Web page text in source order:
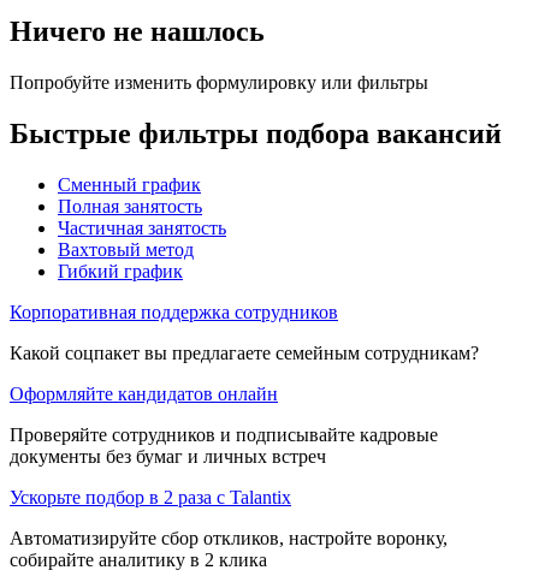
Ничего не нашлось
Попробуйте изменить формулировку или фильтры
Быстрые фильтры подбора вакансий
Сменный график
Полная занятость
Частичная занятость
Вахтовый метод
Гибкий график
Корпоративная поддержка сотрудников
Какой соцпакет вы предлагаете семейным сотрудникам?
Оформляйте кандидатов онлайн
Проверяйте сотрудников и подписывайте кадровые
документы без бумаг и личных встреч
Ускорьте подбор в 2 раза с Talantix
Автоматизируйте сбор откликов, настройте воронку,
собирайте аналитику в 2 клика